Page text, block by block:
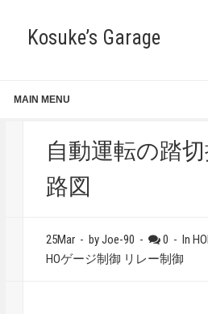
Kosuke’s Garage
MAIN MENU
自動運転の踏
路図
25Mar - by Joe-90 - 0 - In
HOゲージ制御 リレー制御